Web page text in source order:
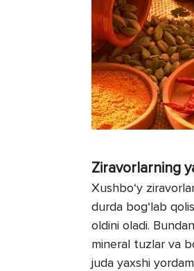
Ziravorlarning
Xushbo‘y
durda bog‘lab
oldini oladi.
mineral tuzlar va
juda yaxshi